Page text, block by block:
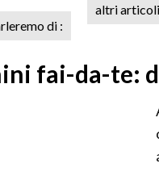
di :
altri
fai-da-te: